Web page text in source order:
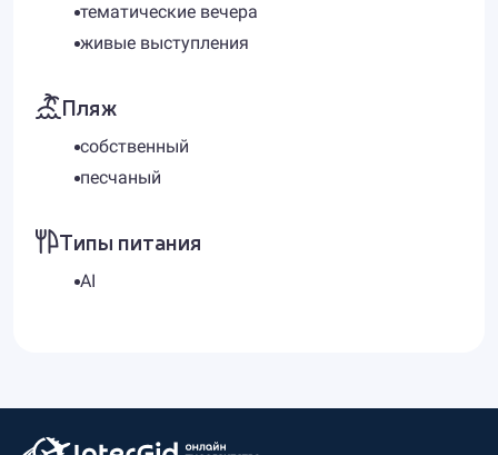
тематические вечера
живые выступления
Пляж
собственный
песчаный
Типы питания
AI